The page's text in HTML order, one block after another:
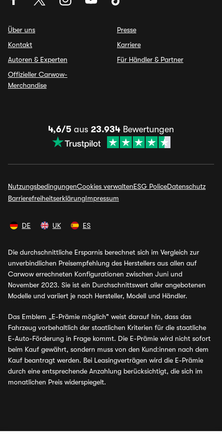
Über uns
Kontakt
Autoren & Experten
Offizieller Carwow-
Merchandise
Presse
Karriere
Für Händler & Partner
4,6/5 aus 23.934 Bewertungen
NutzungsbedingungenCookies verwaltenESG PoliceDatenschutz
BarrierefreiheitserklärungImpressum
DE UK ES
Die durchschnittliche Ersparnis berechnet sich im Vergleich zur
unverbindlichen Preisempfehlung des Herstellers aus allen auf
Carwow errechneten Konfigurationen zwischen Juni und
November 2023. Sie ist ein Durchschnittswert aller angebotenen
Modelle und variiert je nach Hersteller, Modell und Händler.
Das Emblem „E-Prämie möglich" weist darauf hin, dass das
Fahrzeug vorbehaltlich der staatlichen Kriterien für die staatliche
E-Auto-Förderung in Frage kommt. Die E-Prämie wird nicht sofort
beim Kauf gewährt, sondern muss von den Kund:innen nach dem
Kauf beantragt werden. Bei Leasingverträgen wird die E-Prämie
durch eine entsprechende Anzahlung berücksichtigt, die sich im
monatlichen Preis widerspiegelt.